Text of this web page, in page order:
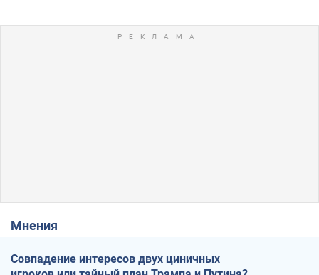
Мнения
Совпадение интересов двух циничных